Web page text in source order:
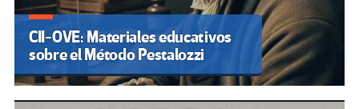
CII-OVE: Materiales educativos
sobre el Método Pestalozzi